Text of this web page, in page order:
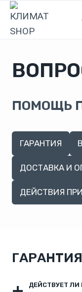
Перейти
содержимому
ПОМОЩЬ
ГАРАНТИЯ
ДОСТАВКА И
ДЕЙСТВИЯ
ГАРАНТИЯ
ДЕЙСТВУЕТ